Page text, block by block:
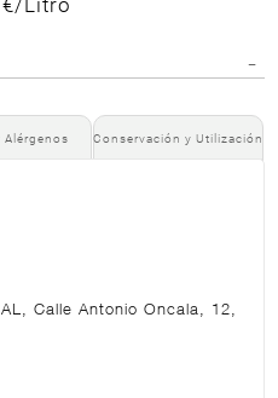
€/Litro
Alérgenos Conservación y Utilización
Calle Antonio Oncala, 12,